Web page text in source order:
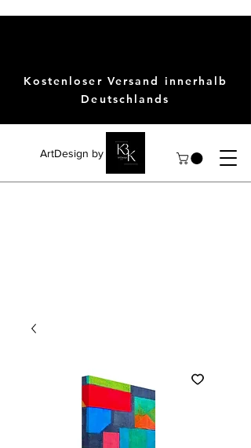
ArtDesign by KBK
Kostenloser Versand innerhalb
Deutschlands